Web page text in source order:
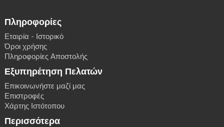
Πληροφορίες
Εταιρία - Ιστορικό
Όροι χρήσης
Πληροφορίες Αποστολής
Εξυπηρέτηση Πελατών
Επικοινωνήστε μαζί μας
Επιστροφές
Χάρτης Ιστότοπου
Περισσότερα